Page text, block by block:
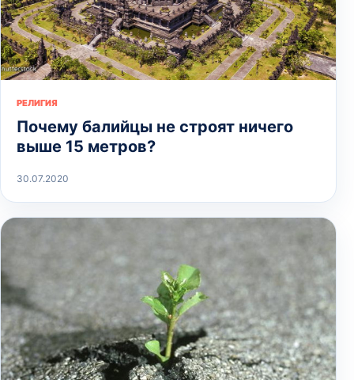
РЕЛИГИЯ
Почему балийцы не строят ничего
выше 15 метров?
30.07.2020